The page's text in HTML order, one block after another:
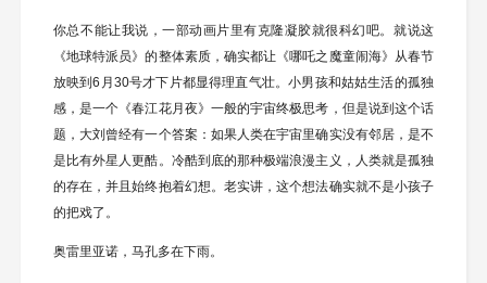
你总不能让我说，一部动画片里有克隆凝胶就很科幻吧。就说这
《地球特派员》的整体素质，确实都让《哪吒之魔童闹海》从春节
放映到6月30号才下片都显得理直气壮。小男孩和姑姑生活的孤独
感，是一个《春江花月夜》一般的宇宙终极思考，但是说到这个话
题，大刘曾经有一个答案：如果人类在宇宙里确实没有邻居，是不
是比有外星人更酷。冷酷到底的那种极端浪漫主义，人类就是孤独
的存在，并且始终抱着幻想。老实讲，这个想法确实就不是小孩子
的把戏了。
奥雷里亚诺，马孔多在下雨。